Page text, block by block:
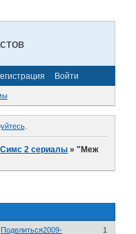
Войти
.
Симс 2 сериалы »"Меж
Поделиться 1
2009-